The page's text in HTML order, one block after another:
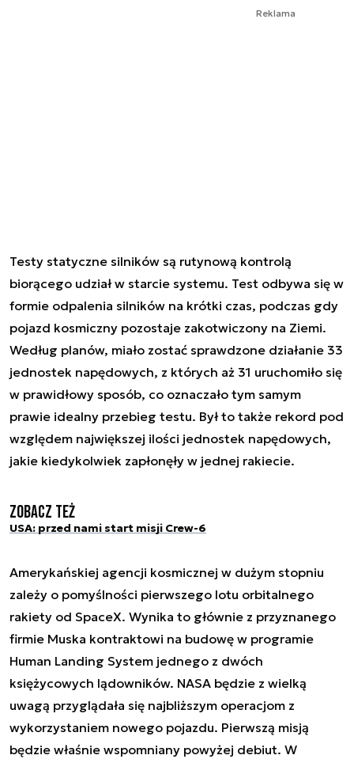
Reklama
Testy statyczne silników są rutynową kontrolą
biorącego udział w starcie systemu. Test odbywa się w
formie odpalenia silników na krótki czas, podczas gdy
pojazd kosmiczny pozostaje zakotwiczony na Ziemi.
Według planów, miało zostać sprawdzone działanie 33
jednostek napędowych, z których aż 31 uruchomiło się
w prawidłowy sposób, co oznaczało tym samym
prawie idealny przebieg testu. Był to także rekord pod
względem największej ilości jednostek napędowych,
jakie kiedykolwiek zapłonęły w jednej rakiecie.
Zobacz też
USA: przed nami start misji Crew-6
Amerykańskiej agencji kosmicznej w dużym stopniu
zależy o pomyślności pierwszego lotu orbitalnego
rakiety od SpaceX. Wynika to głównie z przyznanego
firmie Muska kontraktowi na budowę w programie
Human Landing System jednego z dwóch
księżycowych lądowników. NASA będzie z wielką
uwagą przyglądała się najbliższym operacjom z
wykorzystaniem nowego pojazdu. Pierwszą misją
będzie właśnie wspomniany powyżej debiut. W